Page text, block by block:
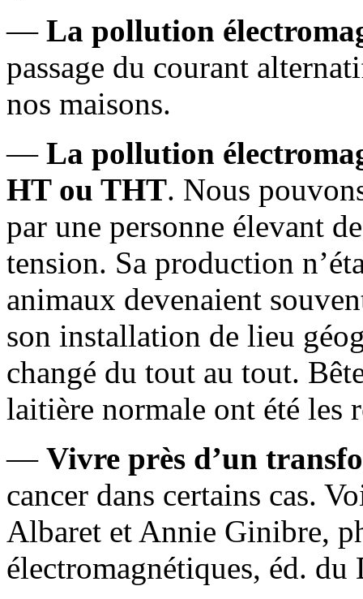
— La pollution
passage du courant
nos maisons.
— La pollution
HT ou THT. Nous
par une personne élevant
tension. Sa production
animaux devenaient
son installation de lieu
changé du tout au tout.
laitière normale ont été les
— Vivre près d’un
cancer dans certains cas.
Albaret et Annie Ginibre,
électromagnétiques, éd.